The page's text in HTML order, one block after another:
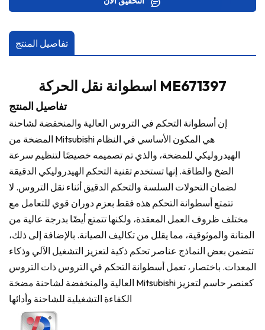
تفاصيل المنتج
اسطوانة نقل الحركة ME671397
تفاصيل المنتج
إن أسطوانة التحكم في التروس العالية والمنخفضة لشاحنة
المضخة من Mitsubishi هي المكون الأساسي في النظام
الهيدروليكي للمضخة، والذي تم تصميمه خصيصًا لتنظيم سرعة
الضخ والطاقة. إنها تستخدم تقنية التحكم الهيدروليكي الدقيقة
لضمان التحولات السلسة والتحكم الدقيق أثناء نقل التروس. لا
تتمتع أسطوانة التحكم هذه فقط بعزم دوران قوي للتعامل مع
مختلف ظروف العمل المعقدة، ولكنها تتمتع أيضًا بدرجة عالية من
المتانة والموثوقية، مما يقلل من تكاليف الصيانة. بالإضافة إلى ذلك،
تتضمن بعض النماذج عناصر تحكم ذكية لتعزيز التشغيل الآلي وذكاء
المعدات. باختصار، تعمل أسطوانة التحكم في التروس ذات التروس
العالية والمنخفضة لشاحنة مضخة Mitsubishi كعنصر حاسم لتعزيز
الكفاءة التشغيلية للشاحنة وأدائها